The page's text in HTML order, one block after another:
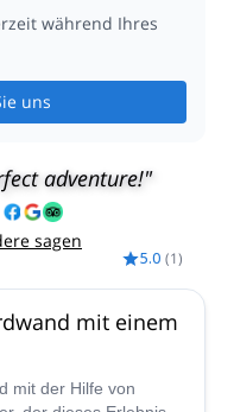
während Ihres
uns
adventure!"
sagen
5.0 (1)
mit einem
mit der Hilfe von